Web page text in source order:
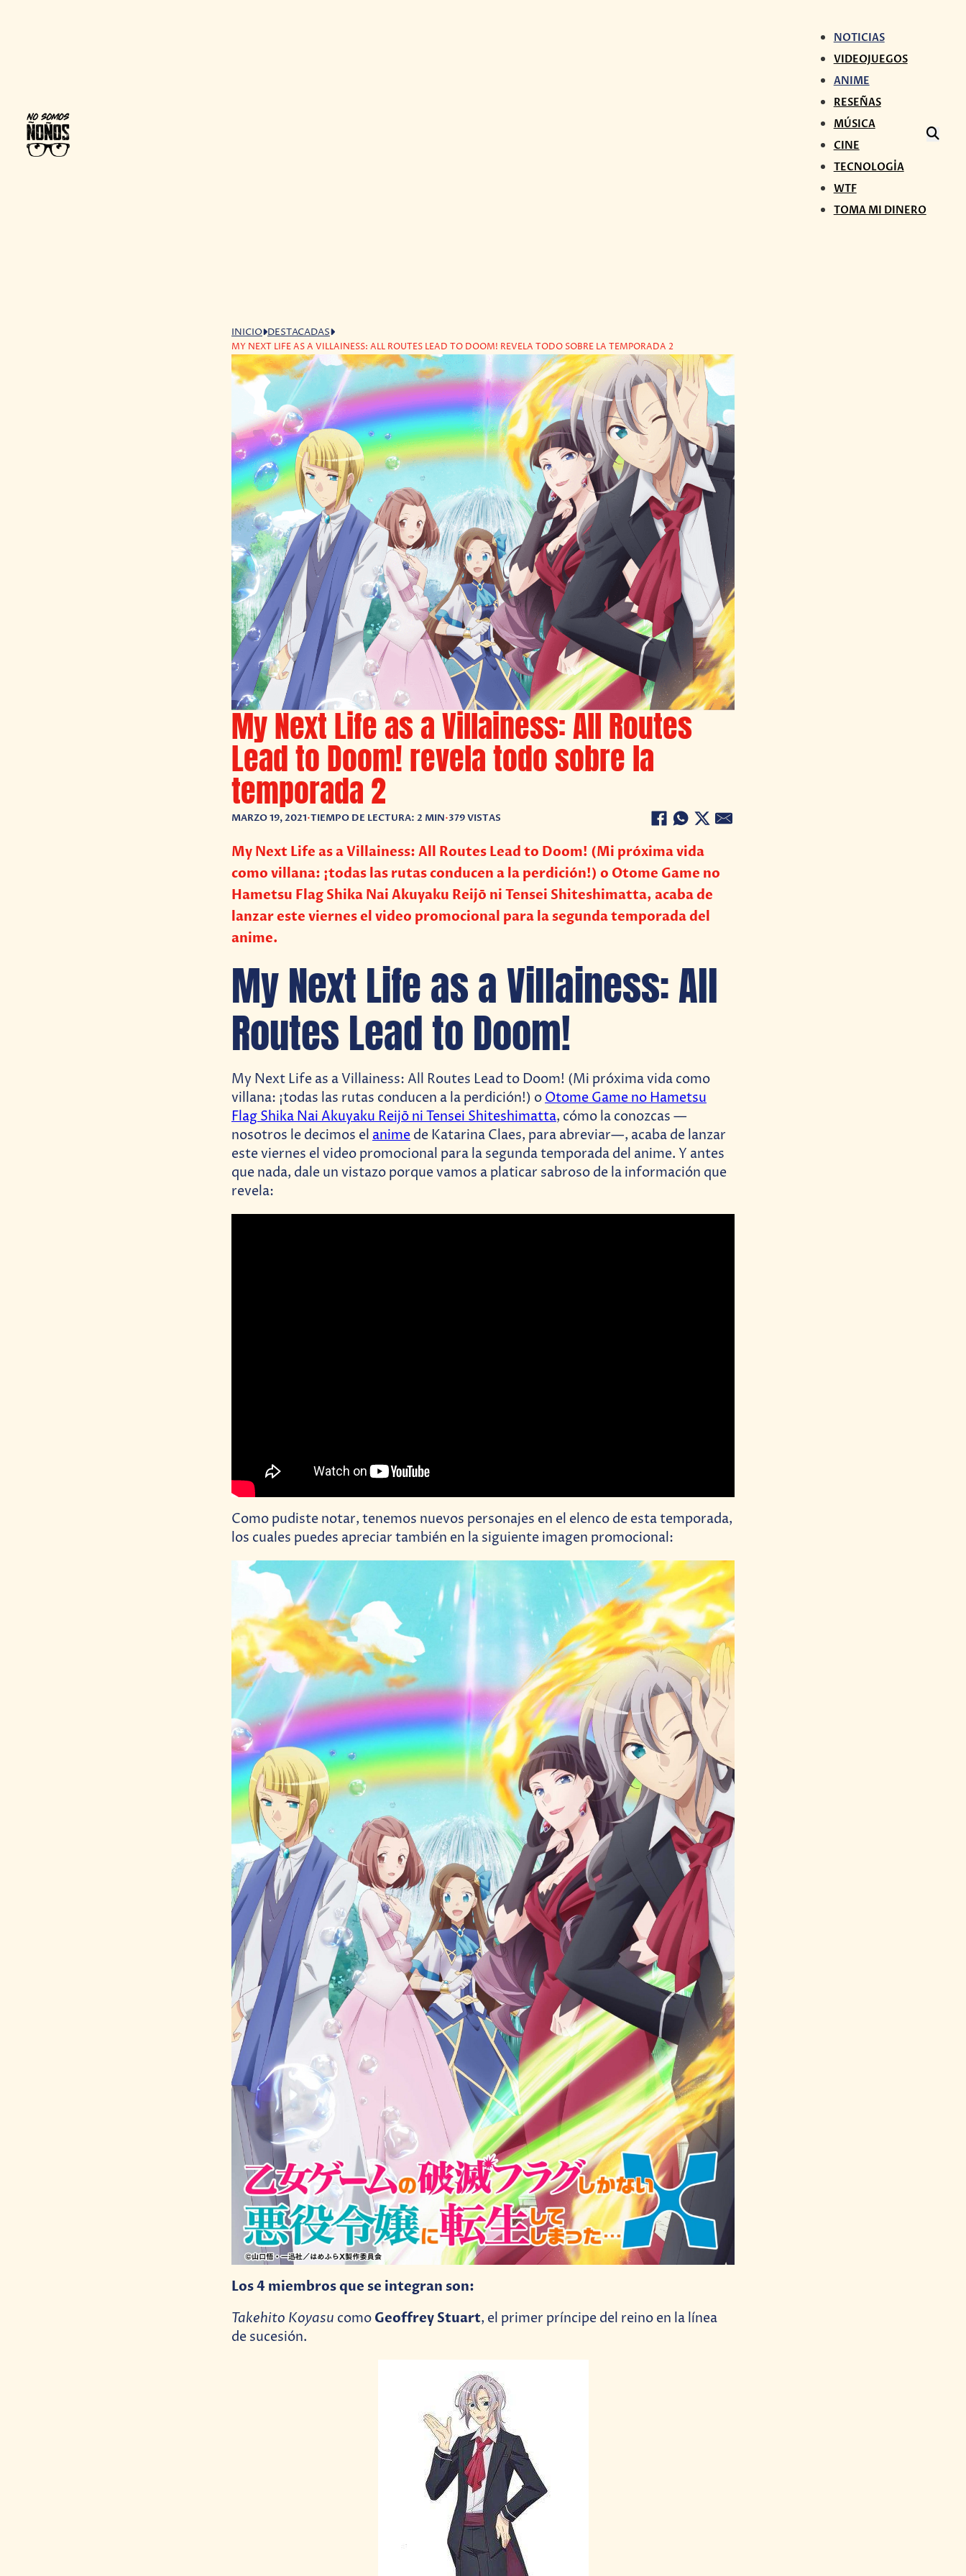
NOTICIAS
VIDEOJUEGOS
ANIME
RESEÑAS
MÚSICA
CINE
TECNOLOGÍA
WTF
TOMA MI DINERO
INICIO DESTACADAS
MY NEXT LIFE AS A VILLAINESS: ALL ROUTES LEAD TO DOOM! REVELA TODO SOBRE LA TEMPORADA 2
My Next Life as a Villainess: All Routes
Lead to Doom! revela todo sobre la
temporada 2
MARZO 19, 2021•TIEMPO DE LECTURA: 2 MIN•379 VISTAS
My Next Life as a Villainess: All Routes Lead to Doom! (Mi próxima vida
como villana: ¡todas las rutas conducen a la perdición!) o Otome Game no
Hametsu Flag Shika Nai Akuyaku Reijō ni Tensei Shiteshimatta, acaba de
lanzar este viernes el video promocional para la segunda temporada del
anime.
My Next Life as a Villainess: All
Routes Lead to Doom!
My Next Life as a Villainess: All Routes Lead to Doom! (Mi próxima vida como
villana: ¡todas las rutas conducen a la perdición!) oOtome Game no Hametsu
Flag Shika Nai Akuyaku Reijō ni Tensei Shiteshimatta, cómo la conozcas —
nosotros le decimos el anime de Katarina Claes, para abreviar—, acaba de lanzar
este viernes el video promocional para la segunda temporada del anime. Y antes
que nada, dale un vistazo porque vamos a platicar sabroso de la información que
revela:
Como pudiste notar, tenemos nuevos personajes en el elenco de esta temporada,
los cuales puedes apreciar también en la siguiente imagen promocional:
Los 4 miembros que se integran son:
Takehito Koyasu como Geoffrey Stuart, el primer príncipe del reino en la línea
de sucesión.